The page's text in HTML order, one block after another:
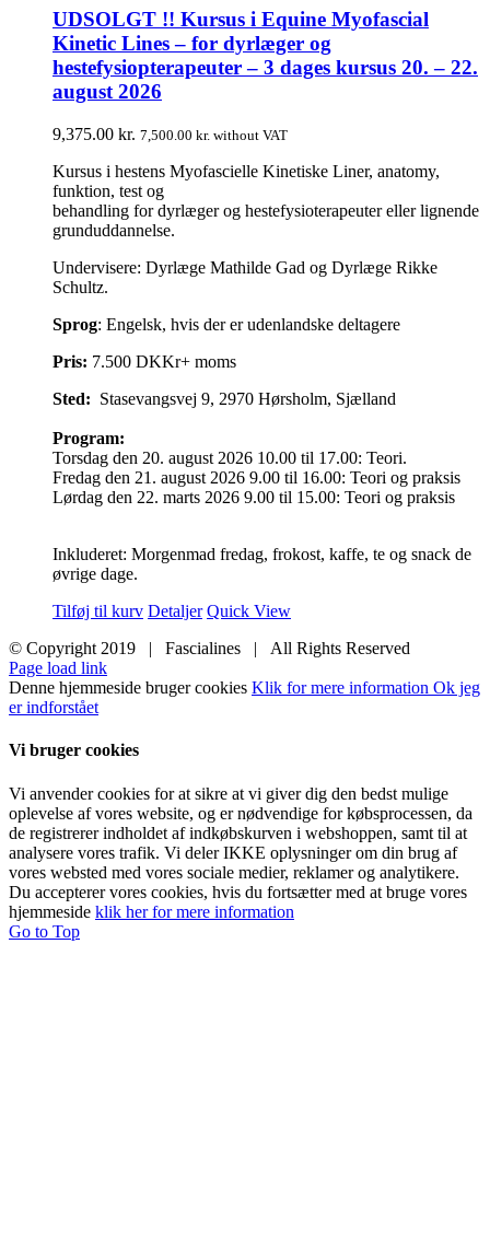
UDSOLGT !! Kursus i Equine Myofascial
Kinetic Lines – for dyrlæger og
hestefysiopterapeuter – 3 dages kursus 20. – 22.
august 2026
9,375.00 kr. 7,500.00 kr. without VAT
Kursus i hestens Myofascielle Kinetiske Liner, anatomy,
funktion, test og
behandling for dyrlæger og hestefysioterapeuter eller lignende
grunduddannelse.
Undervisere: Dyrlæge Mathilde Gad og Dyrlæge Rikke
Schultz.
Sprog: Engelsk, hvis der er udenlandske deltagere
Pris: 7.500 DKKr+ moms
Sted: Stasevangsvej 9, 2970 Hørsholm, Sjælland
Program:
Torsdag den 20. august 2026 10.00 til 17.00: Teori.
Fredag den 21. august 2026 9.00 til 16.00: Teori og praksis
Lørdag den 22. marts 2026 9.00 til 15.00: Teori og praksis
Inkluderet: Morgenmad fredag, frokost, kaffe, te og snack de
øvrige dage.
Tilføj til kurv Detaljer Quick View
© Copyright 2019 | Fascialines | All Rights Reserved
Page load link
Denne hjemmeside bruger cookies Klik for mere information Ok jeg
er indforstået
Vi bruger cookies
Vi anvender cookies for at sikre at vi giver dig den bedst mulige
oplevelse af vores website, og er nødvendige for købsprocessen, da
de registrerer indholdet af indkøbskurven i webshoppen, samt til at
analysere vores trafik. Vi deler IKKE oplysninger om din brug af
vores websted med vores sociale medier, reklamer og analytikere.
Du accepterer vores cookies, hvis du fortsætter med at bruge vores
hjemmeside klik her for mere information
Go to Top